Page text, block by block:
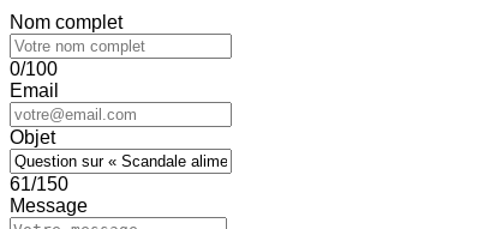
Nom complet
0/100
Email
Objet
61/150
Message